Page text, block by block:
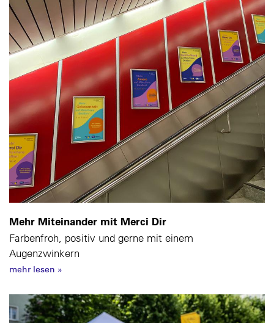
Mehr Miteinander mit Merci Dir
Farbenfroh, positiv und gerne mit einem
Augenzwinkern
mehr lesen »